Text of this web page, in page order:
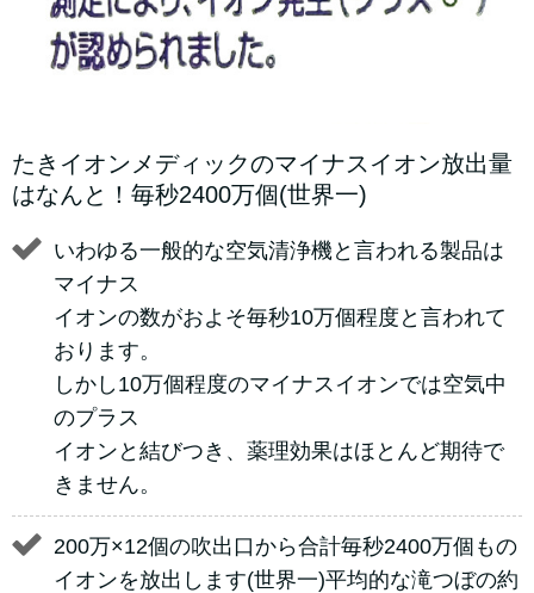
たきイオンメディックのマイナスイオン放出量
はなんと！毎秒2400万個(世界一)
いわゆる一般的な空気清浄機と言われる製品は
マイナス
イオンの数がおよそ毎秒10万個程度と言われて
おります。
しかし10万個程度のマイナスイオンでは空気中
のプラス
イオンと結びつき、薬理効果はほとんど期待で
きません。
200万×12個の吹出口から合計毎秒2400万個もの
イオンを放出します(世界一)平均的な滝つぼの約